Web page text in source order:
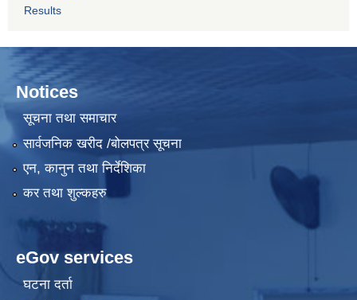
Results
Notices
सूचना तथा समाचार
सार्वजनिक खरीद /बोलपत्र सूचना
एन, कानुन तथा निर्देशिका
कर तथा शुल्कहरु
eGov services
घटना दर्ता